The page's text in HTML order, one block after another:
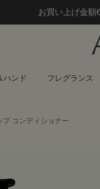
お買い上げ金額
ハンド フレグランス
プ コンディショナー